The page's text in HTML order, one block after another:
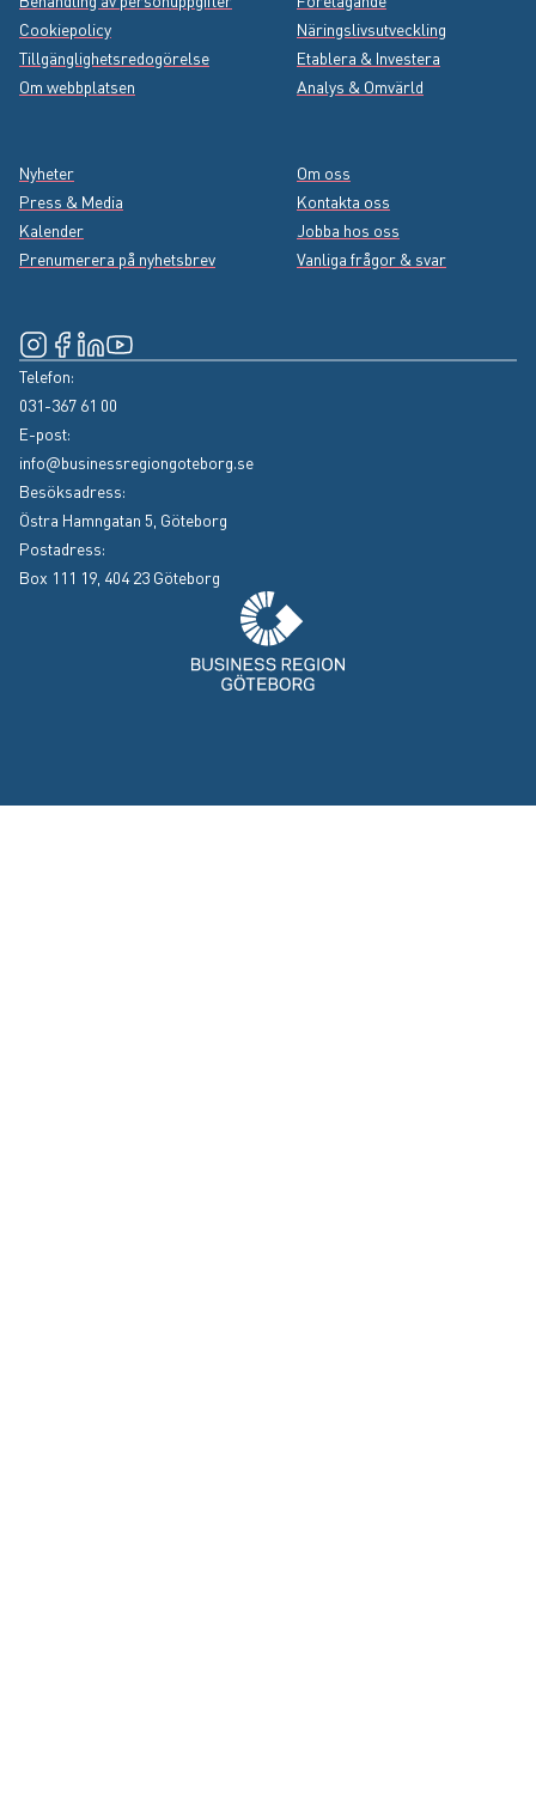
Instagram
(Extern länk, öppnas i nytt fönster)
Facebook
(Extern länk, öppnas i nytt fönster)
Cookiepolicy
Tillgänglighetsredogörelse
Om webbplatsen
Näringslivsutveckling
Etablera & Investera
Analys & Omvärld
Nyheter
Press & Media
Kalender
Prenumerera på nyhetsbrev
Om oss
Kontakta oss
Jobba hos oss
Vanliga frågor & svar
Telefon:
031-367 61 00
E-post:
info@businessregiongoteborg.se
Besöksadress:
Östra Hamngatan 5, Göteborg
Postadress:
Box 111 19, 404 23 Göteborg